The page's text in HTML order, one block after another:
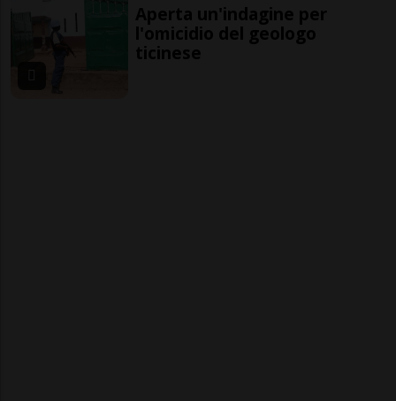
Aperta un'indagine per
l'omicidio del geologo
ticinese